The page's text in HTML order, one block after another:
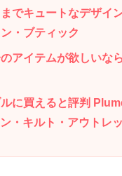
でキュートなデザイ
・ブティック
アイテムが欲しいな
に買えると評判
・キルト・アウトレ